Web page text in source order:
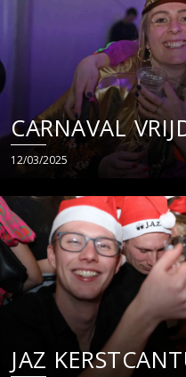
CARNAVAL
12/03/2025
JAZ